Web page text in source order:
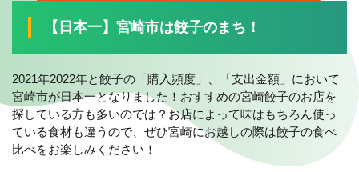
【日本一】宮崎市は餃子のまち！
2021年2022年と餃子の「購入頻度」、「支出金額」において
宮崎市が日本一となりました！おすすめの宮崎餃子のお店を
探している方も多いのでは？お店によって味はもちろん使っ
ている食材も違うので、ぜひ宮崎にお越しの際は餃子の食べ
比べをお楽しみください！